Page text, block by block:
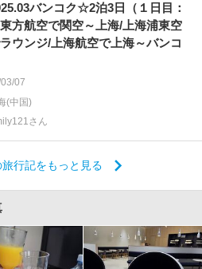
バンコク☆2泊3日（１日目：
方航空で関空～上海/上海浦東空
ウンジ/上海航空で上海～バンコ
07
(中国)
さん
行記をもっと見る